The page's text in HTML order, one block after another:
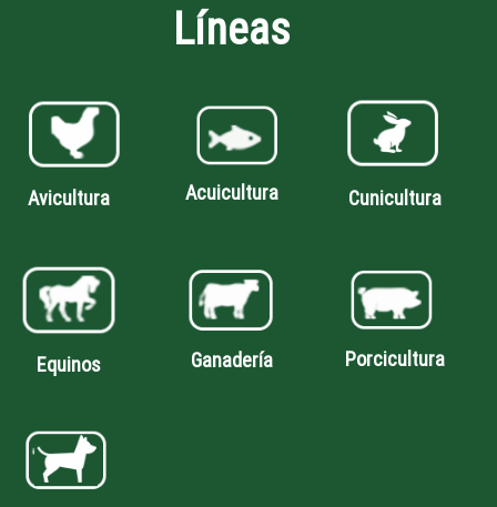
Líneas
Avicultura Acuicultura Cunicultura
Equinos Ganadería Porcicultura